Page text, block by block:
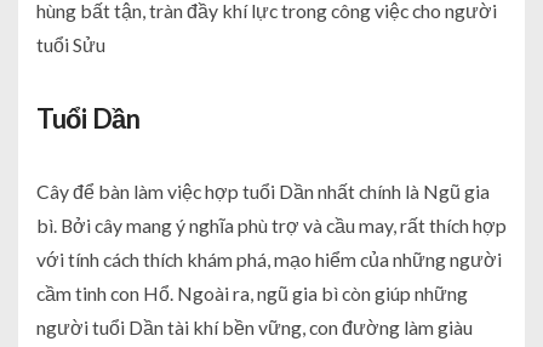
hùng bất tận, tràn đầy khí lực trong công việc cho người
tuổi Sửu
Tuổi Dần
Cây để bàn làm việc hợp tuổi Dần nhất chính là Ngũ gia
bì. Bởi cây mang ý nghĩa phù trợ và cầu may, rất thích hợp
với tính cách thích khám phá, mạo hiểm của những người
cầm tinh con Hổ. Ngoài ra, ngũ gia bì còn giúp những
người tuổi Dần tài khí bền vững, con đường làm giàu